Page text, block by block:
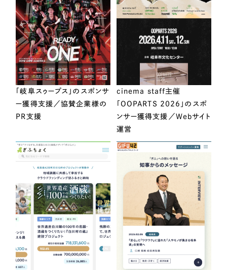
「岐阜スゥープス」のスポンサ
ー獲得支援／協賛企業様の
PR支援
cinema staff主催
「OOPARTS 2026」のスポ
ンサー獲得支援／Webサイト
運営